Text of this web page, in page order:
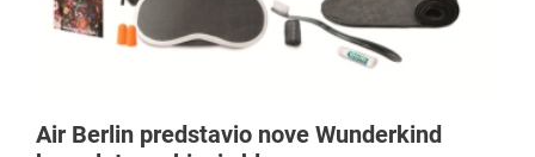
Air Berlin predstavio nove Wunderkind